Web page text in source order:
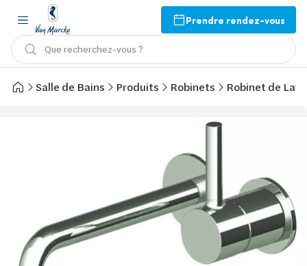
Prendre rendez-vous
Que recherchez-vous ?
Salle de Bains Produits Robinets Robinet de